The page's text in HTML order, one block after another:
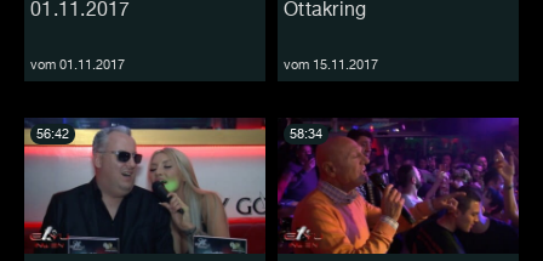
01.11.2017
vom 01.11.2017
Ottakring
vom 15.11.2017
56:42 58:34